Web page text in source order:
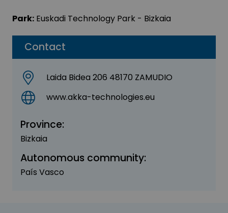
Contact
Laida Bidea 206 48170 ZAMUDIO
www.akka-technologies.eu
Province:
Bizkaia
Autonomous community:
País Vasco
Park: Euskadi Technology Park - Bizkaia